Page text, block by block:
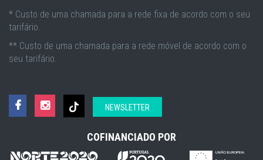
* Custo de uma chamada para a rede fixa de acordo com o seu
tarifário.
** Custo de uma chamada para a rede móvel de acordo com o
seu tarifário.
NEWSLETTER
COFINANCIADO POR